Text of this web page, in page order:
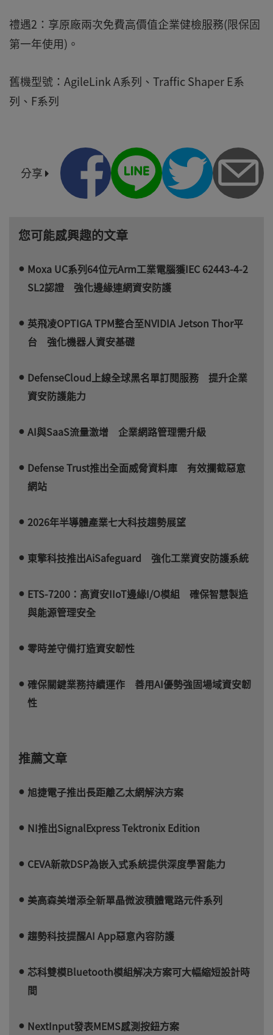
禮遇2：享原廠兩次免費高價值企業健檢服務(限保固
第一年使用)。
舊機型號：AgileLink A系列、Traffic Shaper E系
列、F系列
分享
您可能感興趣的文章
Moxa UC系列64位元Arm工業電腦獲IEC 62443-4-2
SL2認證 強化邊緣連網資安防護
英飛凌OPTIGA TPM整合至NVIDIA Jetson Thor平
台 強化機器人資安基礎
DefenseCloud上線全球黑名單訂閱服務 提升企業
資安防護能力
AI與SaaS流量激增 企業網路管理需升級
Defense Trust推出全面威脅資料庫 有效攔截惡意
網站
2026年半導體產業七大科技趨勢展望
東擎科技推出AiSafeguard 強化工業資安防護系統
ETS-7200：高資安IIoT邊緣I/O模組 確保智慧製造
與能源管理安全
零時差守備打造資安韌性
確保關鍵業務持續運作 善用AI優勢強固場域資安韌
性
推薦文章
旭捷電子推出長距離乙太網解決方案
NI推出SignalExpress Tektronix Edition
CEVA新款DSP為嵌入式系統提供深度學習能力
美高森美增添全新單晶微波積體電路元件系列
趨勢科技提醒AI App惡意內容防護
芯科雙模Bluetooth模組解决方案可大幅縮短設計時
間
NextInput發表MEMS感測按鈕方案